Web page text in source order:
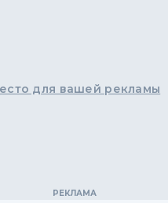
для вашей рекламы